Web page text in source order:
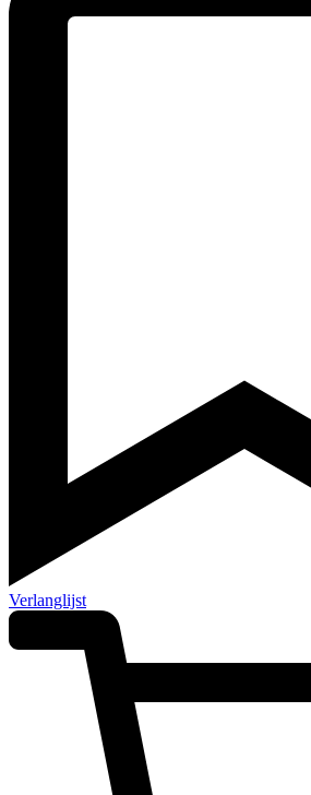
Verlanglijst